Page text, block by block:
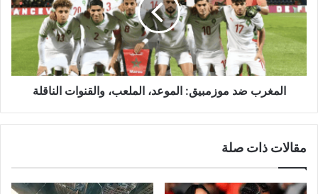
الملعب،
والقنوات
الناقلة
المغرب ضد موزمبيق: الموعد، الملعب، والقنوات الناقلة
مقالات ذات صلة